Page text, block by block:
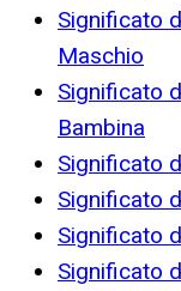
Significato
Maschio
Significato
Bambina
Significato
Significato
Significato
Significato